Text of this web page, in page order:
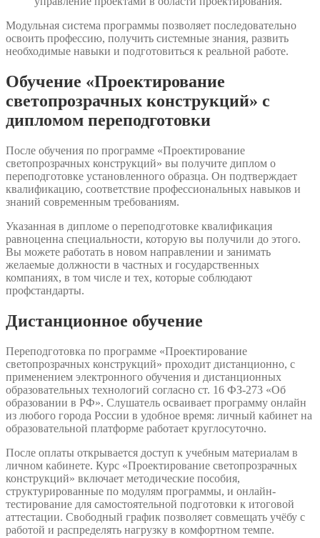
Модульная система программы позволяет последовательно
освоить профессию, получить системные знания, развить
необходимые навыки и подготовиться к реальной работе.
Обучение «Проектирование
светопрозрачных конструкций» с
дипломом переподготовки
После обучения по программе «Проектирование
светопрозрачных конструкций» вы получите диплом о
переподготовке установленного образца. Он подтверждает
квалификацию, соответствие профессиональных навыков и
знаний современным требованиям.
Указанная в дипломе о переподготовке квалификация
равноценна специальности, которую вы получили до этого.
Вы можете работать в новом направлении и занимать
желаемые должности в частных и государственных
компаниях, в том числе и тех, которые соблюдают
профстандарты.
Дистанционное обучение
Переподготовка по программе «Проектирование
светопрозрачных конструкций» проходит дистанционно, с
применением электронного обучения и дистанционных
образовательных технологий согласно ст. 16 ФЗ-273 «Об
образовании в РФ». Слушатель осваивает программу онлайн
из любого города России в удобное время: личный кабинет на
образовательной платформе работает круглосуточно.
После оплаты открывается доступ к учебным материалам в
личном кабинете. Курс «Проектирование светопрозрачных
конструкций» включает методические пособия,
структурированные по модулям программы, и онлайн-
тестирование для самостоятельной подготовки к итоговой
аттестации. Свободный график позволяет совмещать учёбу с
работой и распределять нагрузку в комфортном темпе.